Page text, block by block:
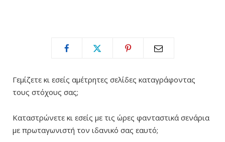
Γεμίζετε κι εσείς αμέτρητες σελίδες καταγράφοντας
τους στόχους σας;
Καταστρώνετε κι εσείς με τις ώρες φανταστικά σενάρια
με πρωταγωνιστή τον ιδανικό σας εαυτό;